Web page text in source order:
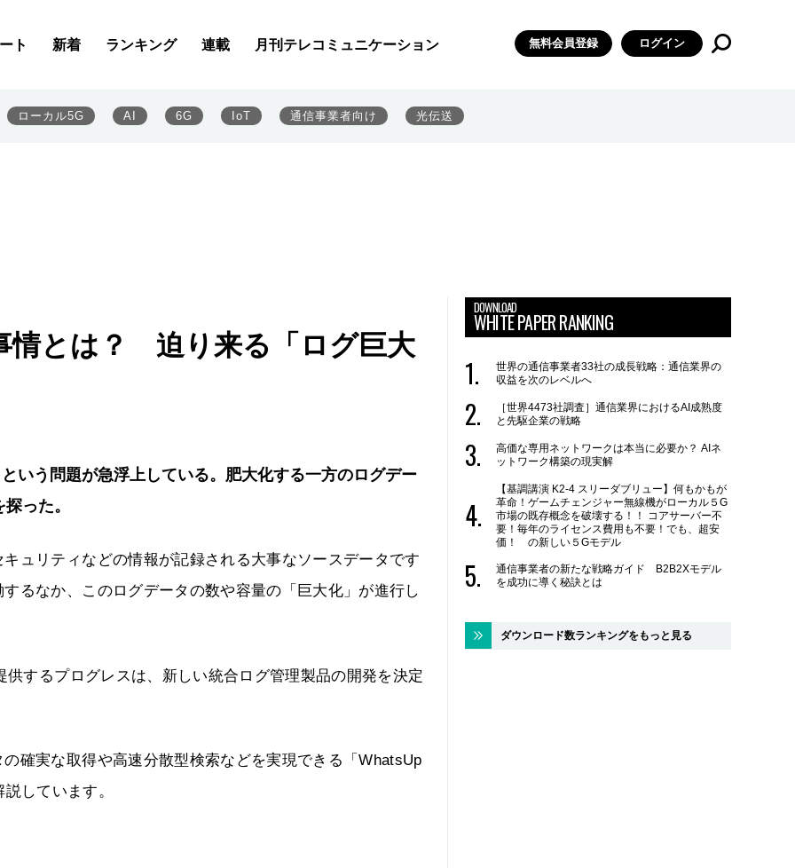
ト 新着 ランキング 連載 月刊テレコミュニケーション 無料会員登録 ログイン
ローカル5G AI 6G IoT 通信事業者向け 光伝送
情とは？ 迫り来る「ログ巨大
いう問題が急浮上している。肥大化する一方のログデー
った。
ュリティなどの情報が記録される大事なソースデータです
るなか、このログデータの数や容量の「巨大化」が進行し
するプログレスは、新しい統合ログ管理製品の開発を決定
確実な取得や高速分散型検索などを実現できる「WhatsUp
しています。
DOWNLOAD
WHITE PAPER RANKING
世界の通信事業者33社の成長戦略：通信業界の
収益を次のレベルへ
［世界4473社調査］通信業界におけるAI成熟度
と先駆企業の戦略
高価な専用ネットワークは本当に必要か？ AIネ
ットワーク構築の現実解
【基調講演 K2-4 スリーダブリュー】何もかもが
革命！ゲームチェンジャー無線機がローカル５G
市場の既存概念を破壊する！！ コアサーバー不
要！毎年のライセンス費用も不要！でも、超安
価！ の新しい５Gモデル
通信事業者の新たな戦略ガイド B2B2Xモデル
を成功に導く秘訣とは
ダウンロード数ランキングをもっと見る